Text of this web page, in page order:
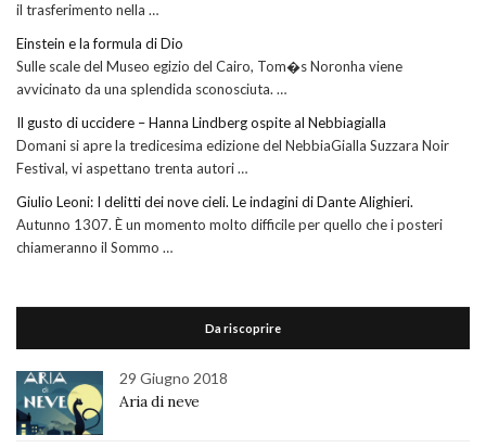
il trasferimento nella …
Einstein e la formula di Dio
Sulle scale del Museo egizio del Cairo, Tom�s Noronha viene
avvicinato da una splendida sconosciuta. …
Il gusto di uccidere – Hanna Lindberg ospite al Nebbiagialla
Domani si apre la tredicesima edizione del NebbiaGialla Suzzara Noir
Festival, vi aspettano trenta autori …
Giulio Leoni: I delitti dei nove cieli. Le indagini di Dante Alighieri.
Autunno 1307. È un momento molto difficile per quello che i posteri
chiameranno il Sommo …
Da riscoprire
29 Giugno 2018
Aria di neve